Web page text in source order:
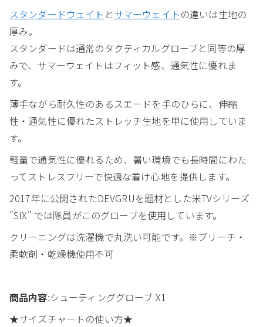
スタンダードウェイト とサマーウェイトの違いは生地の
厚み。
スタンダードは通常のタクティカルグローブと同等の厚
みで、サマーウェイトはフィット感、通気性に優れま
す。
薄手ながら耐久性のあるスエードを手のひらに、伸縮
性・通気性に優れたストレッチ生地を甲に使用していま
す。
軽量で通気性に優れるため、暑い環境でも長時間にわた
ってストレスフリーで快適な着け心地を提供します。
2017年に公開されたDEVGRUを題材とした米TVシリーズ
"SIX" では隊員がこのグローブを使用しています。
クリーニングは洗濯機で丸洗い可能です。※ブリーチ・
柔軟剤・乾燥機使用不可
商品内容:シューティンググローブ X1
★サイズチャートの使い方★